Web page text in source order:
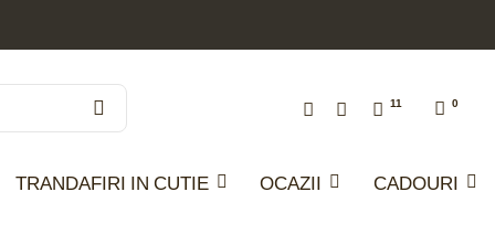
11 0
TRANDAFIRI IN CUTIE OCAZII CADOURI